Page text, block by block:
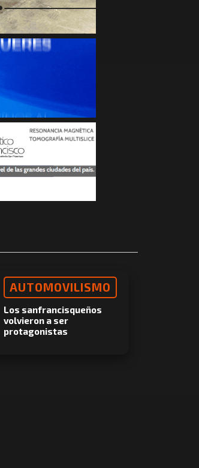
AUTOMOVILISMO
Los sanfrancisqueños
volvieron a ser
protagonistas